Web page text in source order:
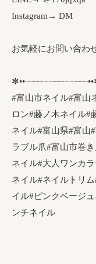
Instagram→ DM
お気軽にお問い合わ
#富山市ネイル#富山
ロン#藤ノ木ネイル#
ネイル#富山県#富山
ラブル爪#富山市巻
ネイル#大人ワンカ
ネイル#ネイルトリ
イル#ピンクベージ
ンチネイル